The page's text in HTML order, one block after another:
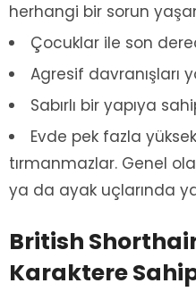
herhangi bir sorun
Çocuklar ile son
Agresif davranışları
Sabırlı bir yapıya
Evde pek fazla
tırmanmazlar. Genel
ya da ayak uçlarında
British
Karaktere